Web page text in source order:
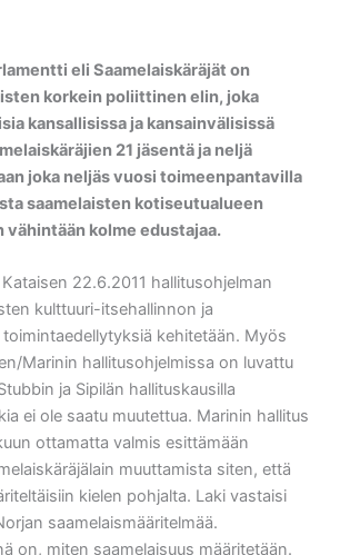
eli Saamelaiskäräjät on
korkein poliittinen elin, joka
kansallisissa ja kansainvälisissä
21 jäsentä ja neljä
joka neljäs vuosi toimeenpantavilla
saamelaisten kotiseutualueen
vähintään kolme edustajaa.
22.6.2011 hallitusohjelman
kulttuuri-itsehallinnon ja
toimintaedellytyksiä kehitetään. Myös
Marinin hallitusohjelmissa on luvattu
ja Sipilän hallituskausilla
ei ole saatu muutettua. Marinin hallitus
ottamatta valmis esittämään
muuttamista siten, että
kielen pohjalta. Laki vastaisi
saamelaismääritelmää.
on, miten saamelaisuus määritetään.